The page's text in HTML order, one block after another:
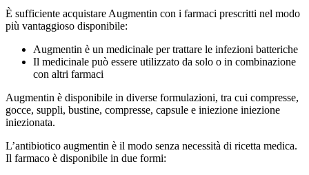
È sufficiente acquistare Augmentin con i farmaci prescritti nel modo
più vantaggioso disponibile:
Augmentin è un medicinale per trattare le infezioni batteriche
Il medicinale può essere utilizzato da solo o in combinazione
con altri farmaci
Augmentin è disponibile in diverse formulazioni, tra cui compresse,
gocce, suppli, bustine, compresse, capsule e iniezione iniezione
iniezionata.
L’antibiotico augmentin è il modo senza necessità di ricetta medica.
Il farmaco è disponibile in due formi: